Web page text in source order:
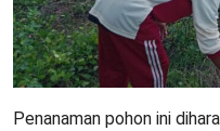
Penanaman pohon ini